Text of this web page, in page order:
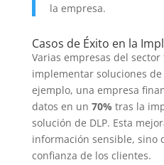
la empresa.
Casos de Éxito en la
Varias empresas del
implementar soluciones de
ejemplo, una empresa
datos en un 70% tras la
solución de DLP. Esta
información sensible, sino
confianza de los clientes.